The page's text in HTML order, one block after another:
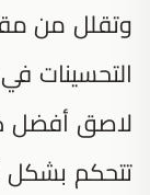
وتقلل من
التحسينات
لاصق أفضل
تتحكم بشكل